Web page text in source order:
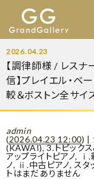
2026.04.23
【調律師様 / レスナ
信】プレイエル・ベ
較＆ボストン全サイ
admin
(2026.04.23 12:00) |
(KAWAI),3.トピック
アップライトピアノ, ⅰ.
ノ, ⅱ.中古ピアノ, スタ
トはまだありません